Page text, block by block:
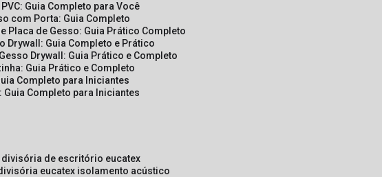
Guia Completo para Você
com Porta: Guia Completo
Placa de Gesso: Guia Prático Completo
Drywall: Guia Completo e Prático
Drywall: Guia Prático e Completo
Guia Prático e Completo
Completo para Iniciantes
Completo para Iniciantes
divisória de escritório eucatex
eucatex isolamento acústico